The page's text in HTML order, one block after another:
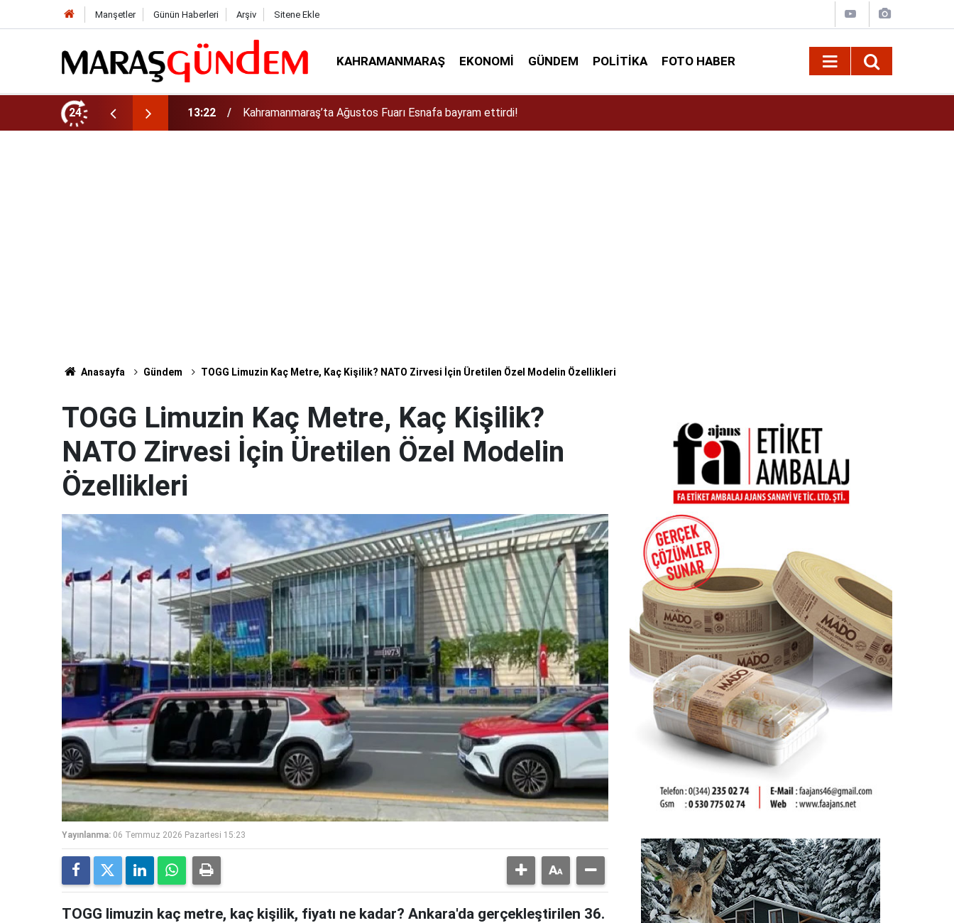
Manşetler Günün Haberleri Arşiv Sitene Ekle
KAHRAMANMARAŞ EKONOMI GÜNDEM POLITIKA FOTO HABER
24 13:17 Kahramanmaraş’ta Dulkadiroğlu Kırsalına 45 Milyonluk Yol Yatırımı!
Anasayfa Gündem TOGG Limuzin Kaç Metre, Kaç Kişilik? NATO Zirvesi İçin Üretilen Özel Modelin Özellikleri
TOGG Limuzin Kaç Metre, Kaç Kişilik?
NATO Zirvesi İçin Üretilen Özel Modelin
Özellikleri
Yayınlanma: 06 Temmuz 2026 Pazartesi 15:23
TOGG limuzin kaç metre, kaç kişilik, fiyatı ne kadar? Ankara'da gerçekleştirilen 36.